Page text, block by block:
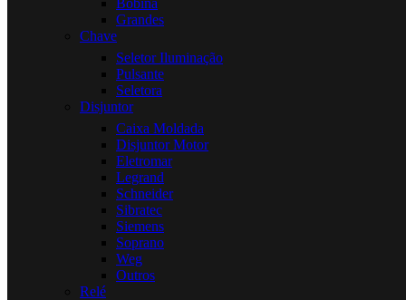
Bobina
Grandes
Chave
Seletor Iluminação
Pulsante
Seletora
Disjuntor
Caixa Moldada
Disjuntor Motor
Eletromar
Legrand
Schneider
Sibratec
Siemens
Soprano
Weg
Outros
Relé